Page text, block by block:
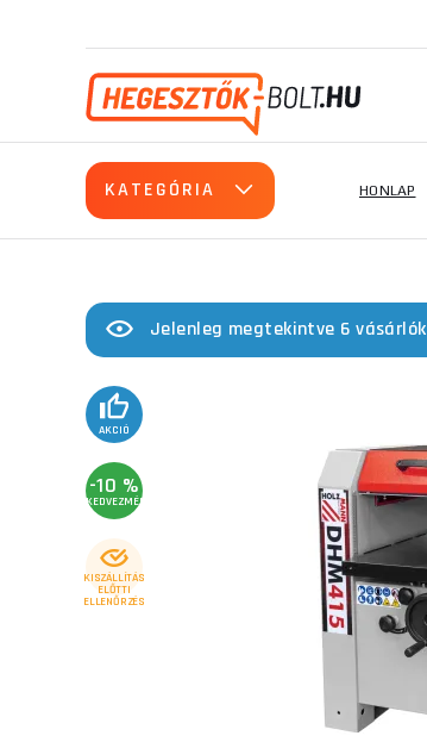
KATEGÓRIA HONLAP
Jelenleg megtekintve 6 vásárlók
AKCIÓ
-10 %
KEDVEZMÉNY
KISZÁLLÍTÁS
ELŐTTI
ELLENŐRZÉS